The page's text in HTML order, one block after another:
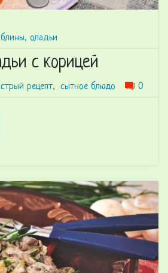
оладьи
с корицей
рецепт, сытное блюдо 0